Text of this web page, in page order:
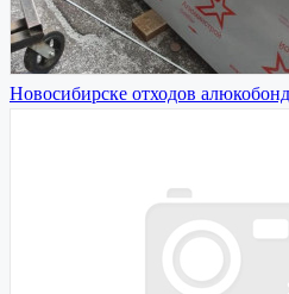
Новосибирске отходов